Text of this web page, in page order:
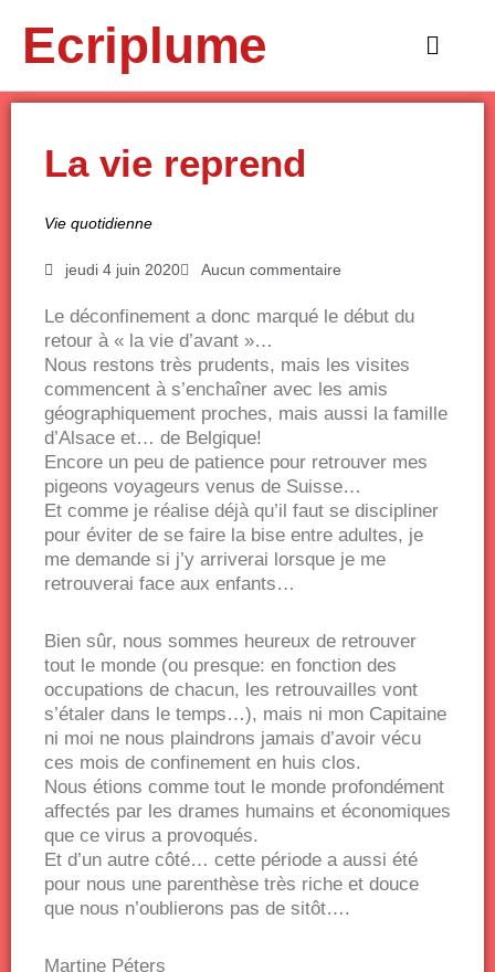
contenuEcriplume
Main
La vie reprend
Vie quotidienne
jeudi 4 juin 2020 Aucun commentaire
Le déconfinement a donc marqué le début du
retour à « la vie d’avant »…
Nous restons très prudents, mais les visites
commencent à s’enchaîner avec les amis
géographiquement proches, mais aussi la famille
d’Alsace et… de Belgique!
Encore un peu de patience pour retrouver mes
pigeons voyageurs venus de Suisse…
Et comme je réalise déjà qu’il faut se discipliner
pour éviter de se faire la bise entre adultes, je
me demande si j’y arriverai lorsque je me
retrouverai face aux enfants…
Bien sûr, nous sommes heureux de retrouver
tout le monde (ou presque: en fonction des
occupations de chacun, les retrouvailles vont
s’étaler dans le temps…), mais ni mon Capitaine
ni moi ne nous plaindrons jamais d’avoir vécu
ces mois de confinement en huis clos.
Nous étions comme tout le monde profondément
affectés par les drames humains et économiques
que ce virus a provoqués.
Et d’un autre côté… cette période a aussi été
pour nous une parenthèse très riche et douce
que nous n’oublierons pas de sitôt….
Martine Péters